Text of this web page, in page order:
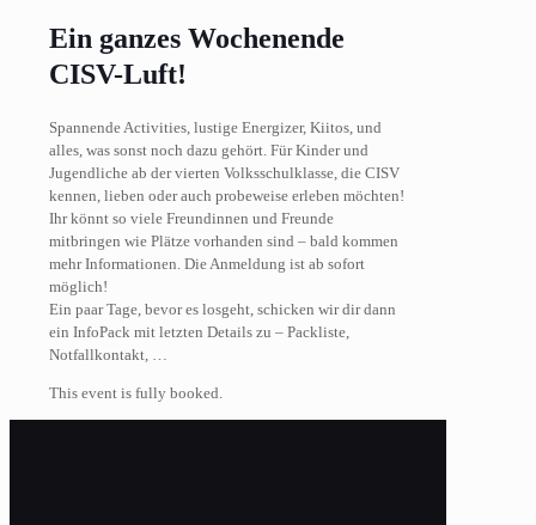
Ein ganzes Wochenende
CISV-Luft!
Spannende Activities, lustige Energizer, Kiitos, und
alles, was sonst noch dazu gehört. Für Kinder und
Jugendliche ab der vierten Volksschulklasse, die CISV
kennen, lieben oder auch probeweise erleben möchten!
Ihr könnt so viele Freundinnen und Freunde
mitbringen wie Plätze vorhanden sind – bald kommen
mehr Informationen. Die Anmeldung ist ab sofort
möglich!
Ein paar Tage, bevor es losgeht, schicken wir dir dann
ein InfoPack mit letzten Details zu – Packliste,
Notfallkontakt, …
This event is fully booked.